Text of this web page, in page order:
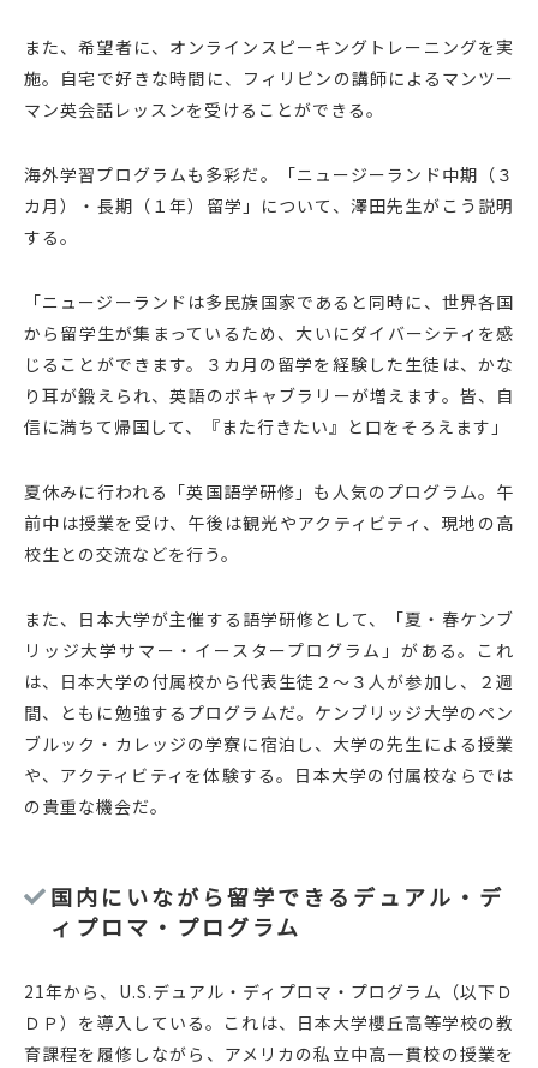
また、希望者に、オンラインスピーキングトレーニングを実
施。自宅で好きな時間に、フィリピンの講師によるマンツー
マン英会話レッスンを受けることができる。
海外学習プログラムも多彩だ。「ニュージーランド中期（３
カ月）・長期（１年）留学」について、澤田先生がこう説明
する。
「ニュージーランドは多民族国家であると同時に、世界各国
から留学生が集まっているため、大いにダイバーシティを感
じることができます。３カ月の留学を経験した生徒は、かな
り耳が鍛えられ、英語のボキャブラリーが増えます。皆、自
信に満ちて帰国して、『また行きたい』と口をそろえます」
夏休みに行われる「英国語学研修」も人気のプログラム。午
前中は授業を受け、午後は観光やアクティビティ、現地の高
校生との交流などを行う。
また、日本大学が主催する語学研修として、「夏・春ケンブ
リッジ大学サマー・イースタープログラム」がある。これ
は、日本大学の付属校から代表生徒２〜３人が参加し、２週
間、ともに勉強するプログラムだ。ケンブリッジ大学のペン
ブルック・カレッジの学寮に宿泊し、大学の先生による授業
や、アクティビティを体験する。日本大学の付属校ならでは
の貴重な機会だ。
国内にいながら留学できるデュアル・デ
ィプロマ・プログラム
21年から、U.S.デュアル・ディプロマ・プログラム（以下Ｄ
ＤＰ）を導入している。これは、日本大学櫻丘高等学校の教
育課程を履修しながら、アメリカの私立中高一貫校の授業を